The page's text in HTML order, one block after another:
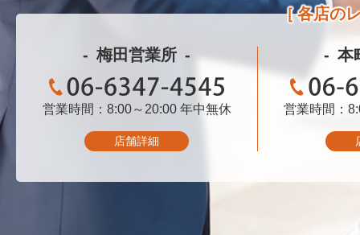
各店の
梅田営業所
06-6347-4545
営業時間：8:00～20:00 年中無休
店舗詳細
本
営業時間：